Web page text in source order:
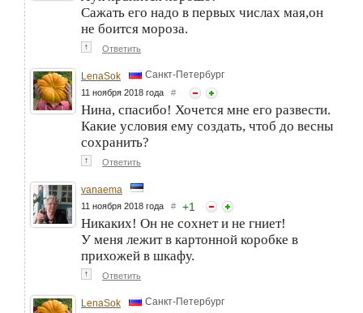
Сажать его надо в первых числах мая,он
не боится мороза.
↑ Ответить
LenaSok Санкт-Петербург
11 ноября 2018 года #
Нина, спасибо! Хочется мне его развести.
Какие условия ему создать, чтоб до весны
сохранить?
↑ Ответить
vanaema
11 ноября 2018 года # +1
Никаких! Он не сохнет и не гниет!
У меня лежит в картонной коробке в
прихожей в шкафу.
↑ Ответить
LenaSok Санкт-Петербург